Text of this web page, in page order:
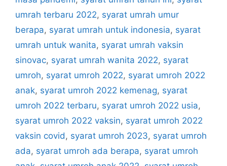
umrah terbaru 2022, syarat umrah umur
berapa, syarat umrah untuk indonesia, syarat
umrah untuk wanita, syarat umrah vaksin
sinovac, syarat umrah wanita 2022, syarat
umroh, syarat umroh 2022, syarat umroh 2022
anak, syarat umroh 2022 kemenag, syarat
umroh 2022 terbaru, syarat umroh 2022 usia,
syarat umroh 2022 vaksin, syarat umroh 2022
vaksin covid , syarat umroh 2023, syarat umroh
ada, syarat umroh ada berapa, syarat umroh